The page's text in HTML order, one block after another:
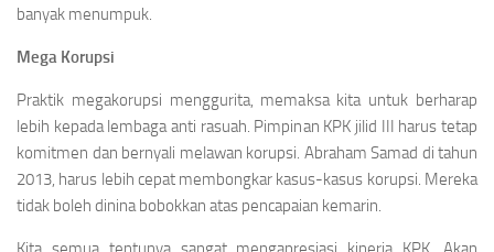
banyak menumpuk.
Mega Korupsi
Praktik megakorupsi menggurita, memaksa kita untuk berharap
lebih kepada lembaga anti rasuah. Pimpinan KPK jilid III harus tetap
komitmen dan bernyali melawan korupsi. Abraham Samad di tahun
2013, harus lebih cepat membongkar kasus-kasus korupsi. Mereka
tidak boleh dinina bobokkan atas pencapaian kemarin.